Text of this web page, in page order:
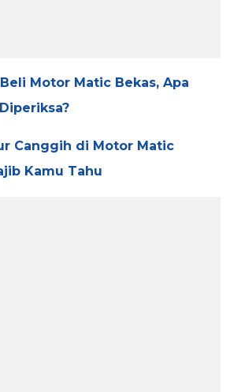
Motor Matic Bekas, Apa
Canggih di Motor Matic
Kamu Tahu